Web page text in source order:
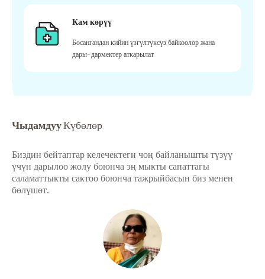
Кам көрүү
Босангандан кийин үзгүлтүксүз байкоолор жана
дары-дармектер аткарылат
ЧыдамдууКүбөлөр
Биздин бейтаптар келечектеги чоң байланышты түзүү
үчүн дарылоо жолу боюнча эң мыкты сапаттагы
саламаттыкты сактоо боюнча тажрыйбасын биз менен
бөлүшөт.